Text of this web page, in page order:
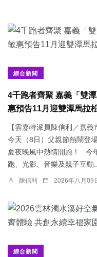
綜合新聞
4千跑者齊聚 嘉義「雙
惠預告11月迎雙潭馬拉
【雲嘉特派員陳信利／嘉
今天（8日）父親節熱鬧登
夏夜晚風中熱情開跑！ 今
跑、光影、音樂及親子互動...
陳信利 2026年八月09
綜合新聞